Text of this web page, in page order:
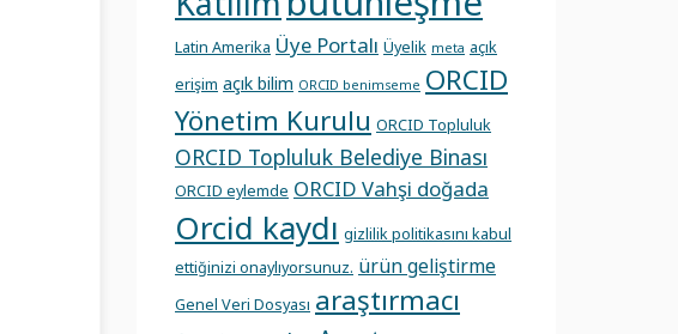
Latin Amerika Üye Portalı Üyelik meta açık
erişim açık bilim ORCID benimseme ORCID
Yönetim Kurulu ORCID Topluluk
ORCID Topluluk Belediye Binası
ORCID eylemde ORCID Vahşi doğada
Orcid kaydı gizlilik politikasını kabul
ettiğinizi onaylıyorsunuz. ürün geliştirme
Genel Veri Dosyası araştırmacı